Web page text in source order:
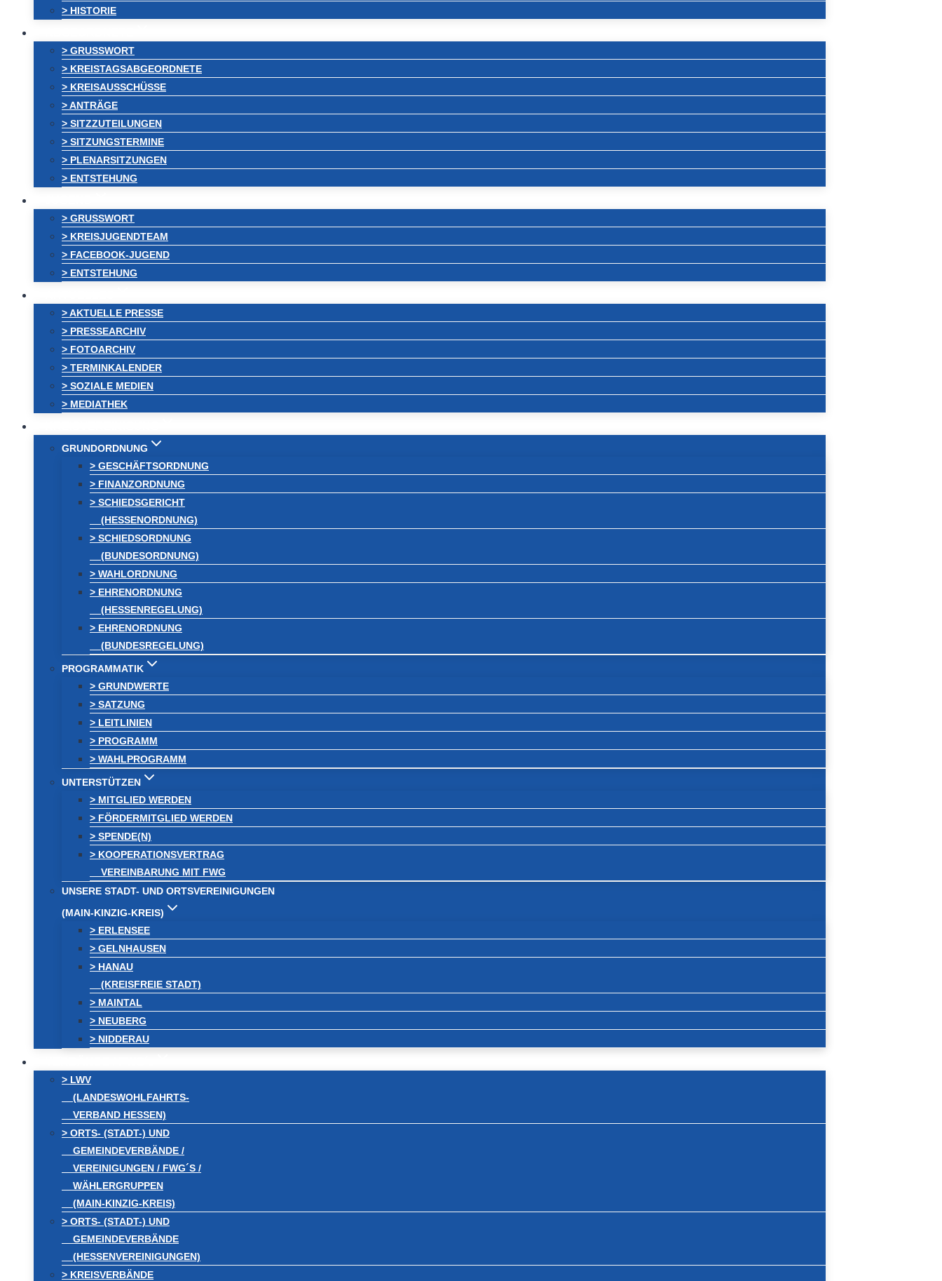
> HISTORIE
> GRUSSWORT
> KREISTAGSABGEORDNETE
> KREISAUSSCHÜSSE
> ANTRÄGE
> SITZZUTEILUNGEN
> SITZUNGSTERMINE
> PLENARSITZUNGEN
> ENTSTEHUNG
> GRUSSWORT
> KREISJUGENDTEAM
> FACEBOOK-JUGEND
> ENTSTEHUNG
> AKTUELLE PRESSE
> PRESSEARCHIV
> FOTOARCHIV
> TERMINKALENDER
> SOZIALE MEDIEN
> MEDIATHEK
GRUNDORDNUNG
> GESCHÄFTSORDNUNG
> FINANZORDNUNG
> SCHIEDSGERICHT
(HESSENORDNUNG)
> SCHIEDSORDNUNG
(BUNDESORDNUNG)
> WAHLORDNUNG
> EHRENORDNUNG
(HESSENREGELUNG)
> EHRENORDNUNG
(BUNDESREGELUNG)
PROGRAMMATIK
> GRUNDWERTE
> SATZUNG
> LEITLINIEN
> PROGRAMM
> WAHLPROGRAMM
UNTERSTÜTZEN
> MITGLIED WERDEN
> FÖRDERMITGLIED WERDEN
> SPENDE(N)
> KOOPERATIONSVERTRAG
VEREINBARUNG MIT FWG
UNSERE STADT- UND ORTSVEREINIGUNGEN
(MAIN-KINZIG-KREIS)
> ERLENSEE
> GELNHAUSEN
> HANAU
(KREISFREIE STADT)
> MAINTAL
> NEUBERG
> NIDDERAU
> LWV
(LANDESWOHLFAHRTS-
VERBAND HESSEN)
> ORTS- (STADT-) UND
GEMEINDEVERBÄNDE /
VEREINIGUNGEN / FWG´S /
WÄHLERGRUPPEN
(MAIN-KINZIG-KREIS)
> ORTS- (STADT-) UND
GEMEINDEVERBÄNDE
(HESSENVEREINIGUNGEN)
> KREISVERBÄNDE